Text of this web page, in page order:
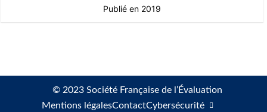
Publié en 2019
© 2023 Société Française de l’Évaluation
Mentions légalesContactCybersécurité